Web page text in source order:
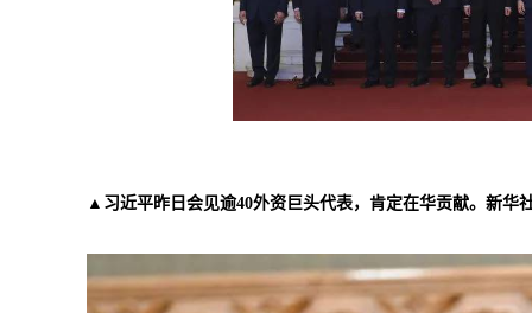
▲习近平昨日会见逾40外资巨头代表，肯定在华贡献。新华